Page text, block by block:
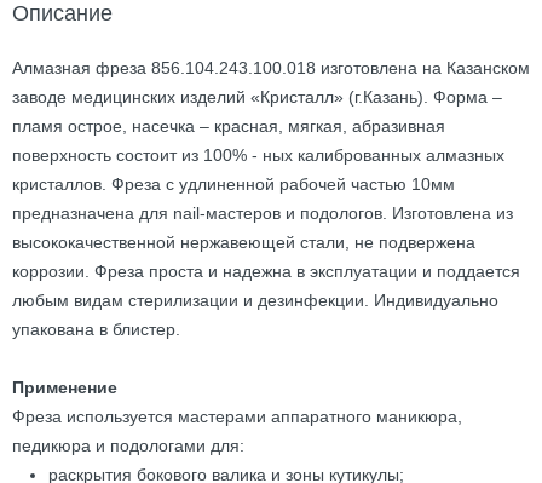
Описание
Алмазная фреза 856.104.243.100.018 изготовлена на Казанском
заводе медицинских изделий «Кристалл» (г.Казань). Форма –
пламя острое, насечка – красная, мягкая, абразивная
поверхность состоит из 100% - ных калиброванных алмазных
кристаллов. Фреза с удлиненной рабочей частью 10мм
предназначена для nail-мастеров и подологов. Изготовлена из
высококачественной нержавеющей стали, не подвержена
коррозии. Фреза проста и надежна в эксплуатации и поддается
любым видам стерилизации и дезинфекции. Индивидуально
упакована в блистер.
Применение
Фреза используется мастерами аппаратного маникюра,
педикюра и подологами для:
раскрытия бокового валика и зоны кутикулы;